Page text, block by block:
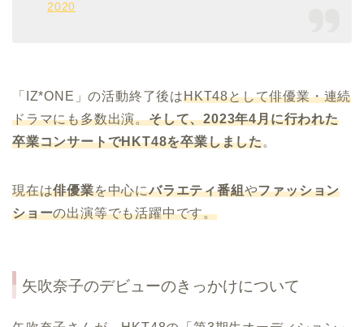
2020
「IZ*ONE」の活動終了後はHKT48として俳優業・連続
ドラマにも多数出演。そして、2023年4月に行われた
卒業コンサートでHKT48を卒業しました。
現在は俳優業を中心にバラエティ番組やファッション
ショーの出演等でも活躍中です。
矢吹奈子のデビューのきっかけについて